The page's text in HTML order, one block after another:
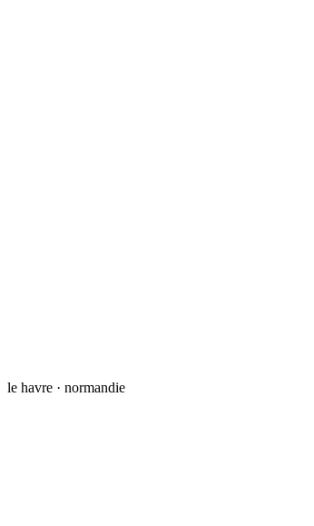
le havre · normandie